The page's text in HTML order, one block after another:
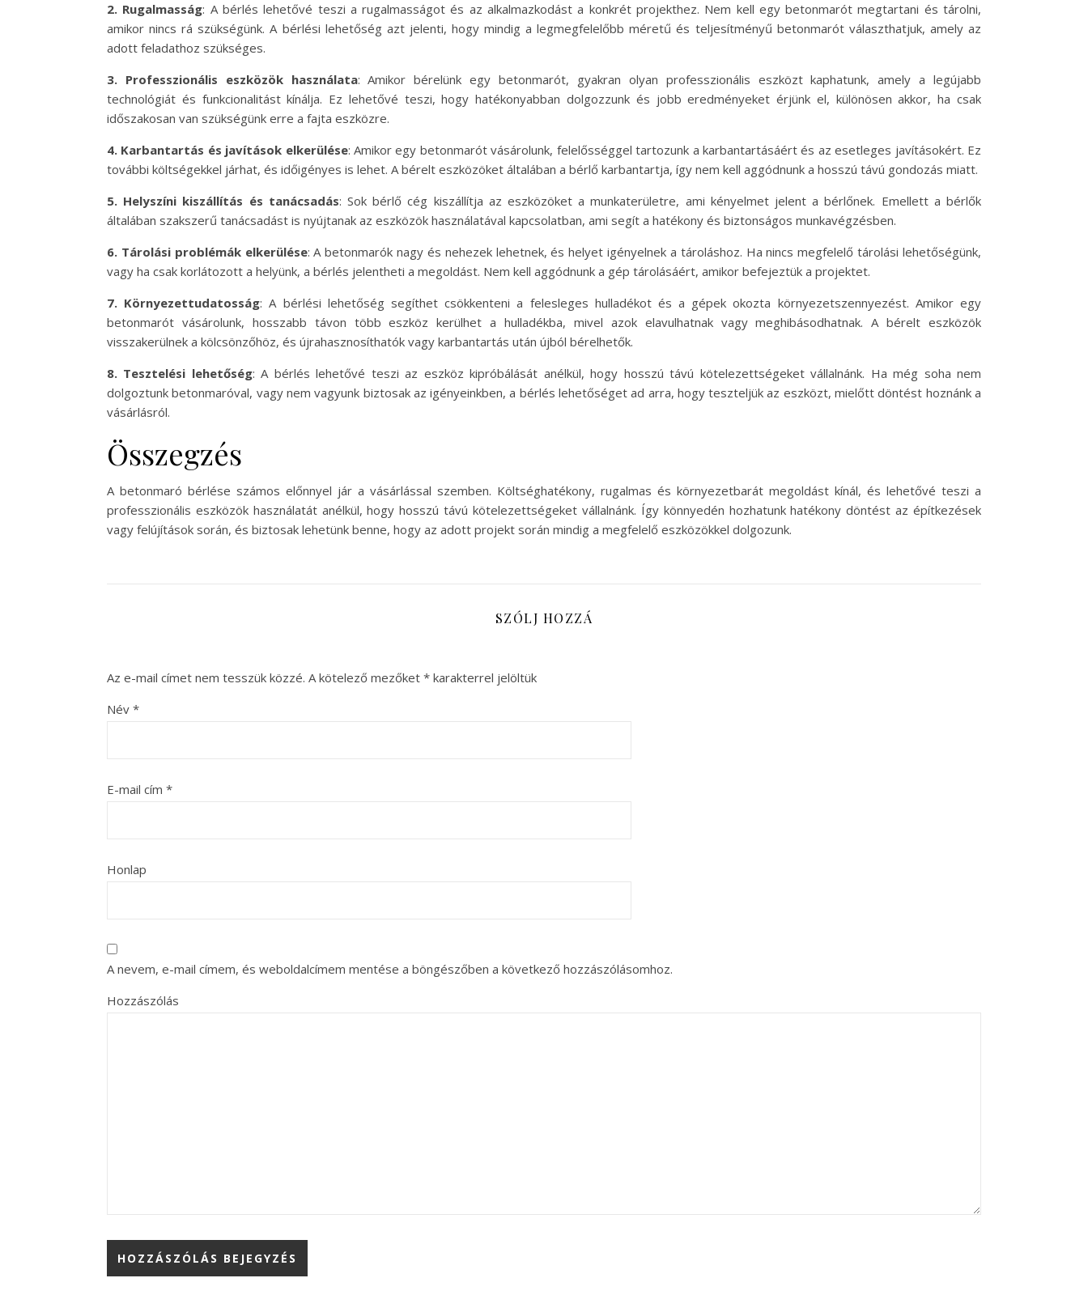
2. Rugalmasság: A bérlés lehetővé teszi a rugalmasságot és az alkalmazkodást a konkrét projekthez. Nem kell egy betonmarót megtartani és tárolni,
amikor nincs rá szükségünk. A bérlési lehetőség azt jelenti, hogy mindig a legmegfelelőbb méretű és teljesítményű betonmarót választhatjuk, amely az
adott feladathoz szükséges.
3. Professzionális eszközök használata: Amikor bérelünk egy betonmarót, gyakran olyan professzionális eszközt kaphatunk, amely a legújabb
technológiát és funkcionalitást kínálja. Ez lehetővé teszi, hogy hatékonyabban dolgozzunk és jobb eredményeket érjünk el, különösen akkor, ha csak
időszakosan van szükségünk erre a fajta eszközre.
4. Karbantartás és javítások elkerülése: Amikor egy betonmarót vásárolunk, felelősséggel tartozunk a karbantartásáért és az esetleges javításokért. Ez
további költségekkel járhat, és időigényes is lehet. A bérelt eszközöket általában a bérlő karbantartja, így nem kell aggódnunk a hosszú távú gondozás miatt.
5. Helyszíni kiszállítás és tanácsadás: Sok bérlő cég kiszállítja az eszközöket a munkaterületre, ami kényelmet jelent a bérlőnek. Emellett a bérlők
általában szakszerű tanácsadást is nyújtanak az eszközök használatával kapcsolatban, ami segít a hatékony és biztonságos munkavégzésben.
6. Tárolási problémák elkerülése: A betonmarók nagy és nehezek lehetnek, és helyet igényelnek a tároláshoz. Ha nincs megfelelő tárolási lehetőségünk,
vagy ha csak korlátozott a helyünk, a bérlés jelentheti a megoldást. Nem kell aggódnunk a gép tárolásáért, amikor befejeztük a projektet.
7. Környezettudatosság: A bérlési lehetőség segíthet csökkenteni a felesleges hulladékot és a gépek okozta környezetszennyezést. Amikor egy
betonmarót vásárolunk, hosszabb távon több eszköz kerülhet a hulladékba, mivel azok elavulhatnak vagy meghibásodhatnak. A bérelt eszközök
visszakerülnek a kölcsönzőhöz, és újrahasznosíthatók vagy karbantartás után újból bérelhetők.
8. Tesztelési lehetőség: A bérlés lehetővé teszi az eszköz kipróbálását anélkül, hogy hosszú távú kötelezettségeket vállalnánk. Ha még soha nem
dolgoztunk betonmaróval, vagy nem vagyunk biztosak az igényeinkben, a bérlés lehetőséget ad arra, hogy teszteljük az eszközt, mielőtt döntést hoznánk a
vásárlásról.
Összegzés
A betonmaró bérlése számos előnnyel jár a vásárlással szemben. Költséghatékony, rugalmas és környezetbarát megoldást kínál, és lehetővé teszi a
professzionális eszközök használatát anélkül, hogy hosszú távú kötelezettségeket vállalnánk. Így könnyedén hozhatunk hatékony döntést az építkezések
vagy felújítások során, és biztosak lehetünk benne, hogy az adott projekt során mindig a megfelelő eszközökkel dolgozunk.
SZÓLJ HOZZÁ
Az e-mail címet nem tesszük közzé. A kötelező mezőket * karakterrel jelöltük
Név *
E-mail cím *
Honlap
A nevem, e-mail címem, és weboldalcímem mentése a böngészőben a következő hozzászólásomhoz.
Hozzászólás